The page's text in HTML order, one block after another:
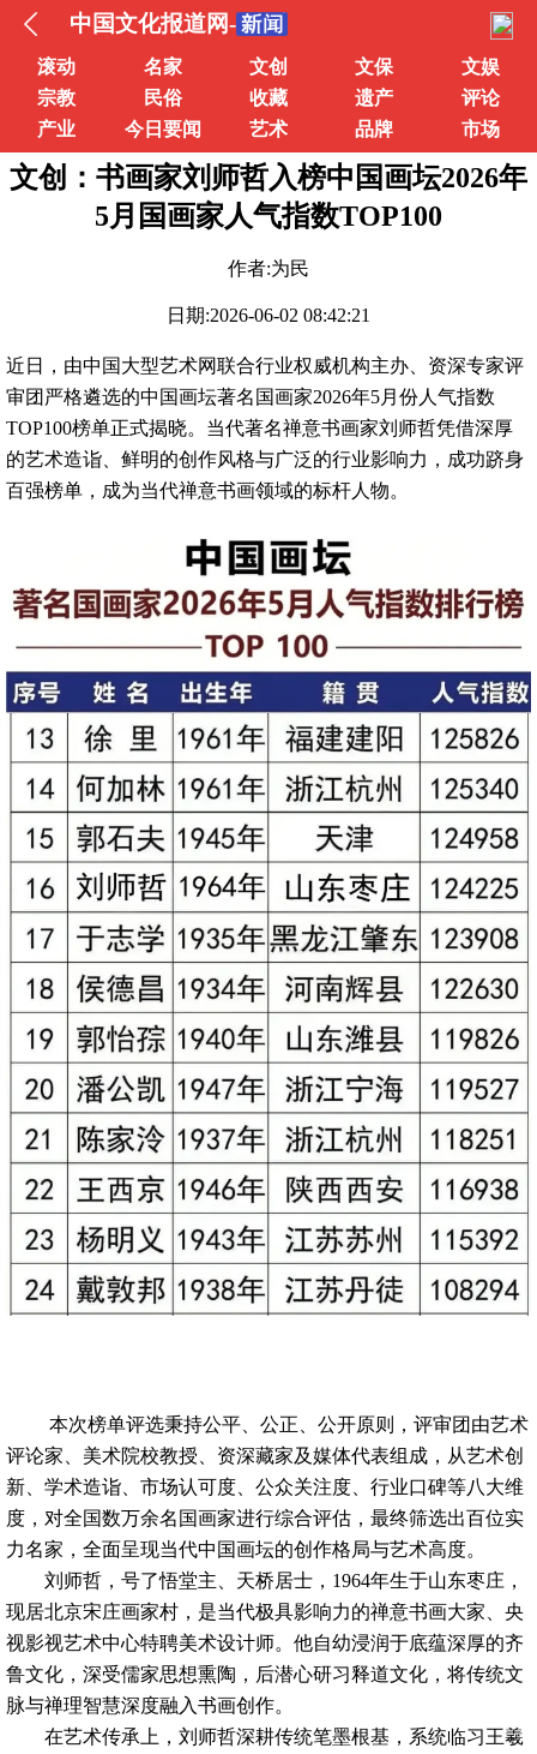
中国文化报道网-
滚动 名家 文创 文保
文娱
宗教
民俗 收藏 遗产
评论
产业
今日要闻 艺术 品牌 市场
文创：书画家刘师哲入榜中国画坛2026年
5月国画家人气指数TOP100
作者:为民
日期:2026-06-02 08:42:21
近日，由中国大型艺术网联合行业权威机构主办、资深专家评
审团严格遴选的中国画坛著名国画家2026年5月份人气指数
TOP100榜单正式揭晓。当代著名禅意书画家刘师哲凭借深厚
的艺术造诣、鲜明的创作风格与广泛的行业影响力，成功跻身
百强榜单，成为当代禅意书画领域的标杆人物。
本次榜单评选秉持公平、公正、公开原则，评审团由艺术
评论家、美术院校教授、资深藏家及媒体代表组成，从艺术创
新、学术造诣、市场认可度、公众关注度、行业口碑等八大维
度，对全国数万余名国画家进行综合评估，最终筛选出百位实
力名家，全面呈现当代中国画坛的创作格局与艺术高度。
刘师哲，号了悟堂主、天桥居士，1964年生于山东枣庄，
现居北京宋庄画家村，是当代极具影响力的禅意书画大家、央
视影视艺术中心特聘美术设计师。他自幼浸润于底蕴深厚的齐
鲁文化，深受儒家思想熏陶，后潜心研习释道文化，将传统文
脉与禅理智慧深度融入书画创作。
在艺术传承上，刘师哲深耕传统笔墨根基，系统临习王羲